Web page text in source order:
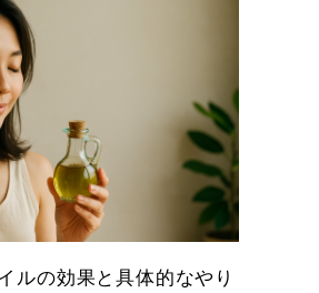
ルの効果と具体的なやり